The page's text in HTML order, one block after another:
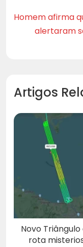
Homem afirma
alertaram
Artigos
Novo
rota